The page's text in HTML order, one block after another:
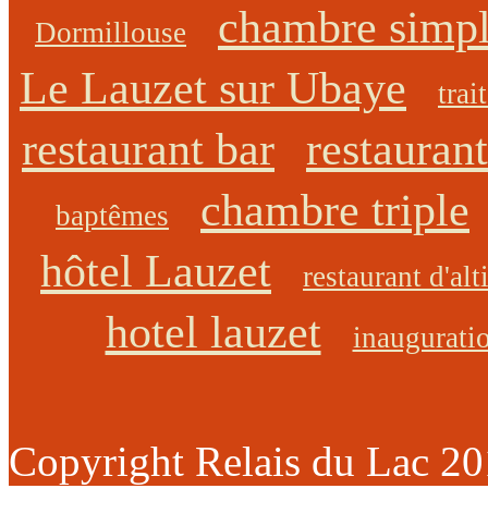
Dormillouse
chambre
Le Lauzet sur Ubaye
restaurant bar restaurant
baptêmes
chambre triple
hôtel Lauzet
restaurant
hotel lauzet
Copyright Relais du Lac